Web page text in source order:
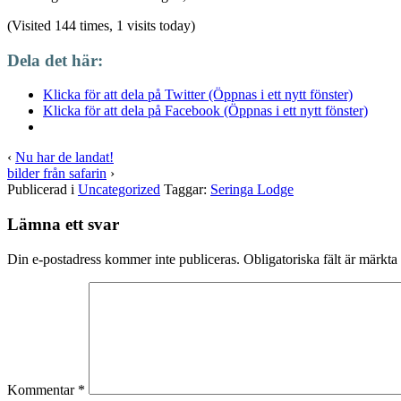
(Visited 144 times, 1 visits today)
Dela det här:
Klicka för att dela på Twitter (Öppnas i ett nytt fönster)
Klicka för att dela på Facebook (Öppnas i ett nytt fönster)
‹ Nu har de landat!
bilder från safarin ›
Publicerad i Uncategorized Taggar: Seringa Lodge
Lämna ett svar
Din e-postadress kommer inte publiceras. Obligatoriska fält är märkta
Kommentar *